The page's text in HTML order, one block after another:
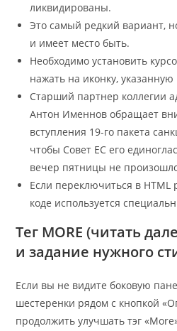
ликвидированы.
Это самый редкий вариант,
и имеет место быть.
Необходимо установить
нажать на иконку,
Старший партнер коллегии
Антон Именнов обращает
вступления 19-го пакета
чтобы Совет ЕС его
вечер пятницы не
Если переключиться в HTML
коде используется
Тег MORE (читать
и задание нужного
Если вы не видите боковую
шестеренки рядом с кнопкой
продолжить улучшать тэг